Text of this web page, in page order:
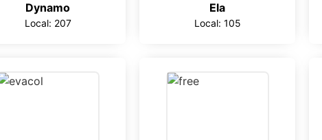
Dynamo
Local: 207
Ela
Local: 105